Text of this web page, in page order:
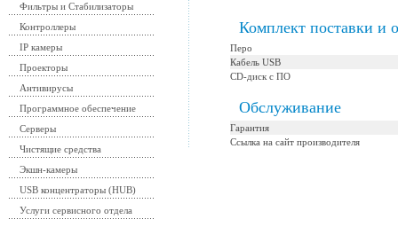
Фильтры и Стабилизаторы
Контроллеры
IP камеры
Проекторы
Антивирусы
Программное обеспечение
Серверы
Чистящие средства
Экшн-камеры
USB концентраторы (HUB)
Услуги сервисного отдела
Комплект поставки и
Перо
Кабель USB
CD-диск с ПО
Обслуживание
Гарантия
Ссылка на сайт производителя